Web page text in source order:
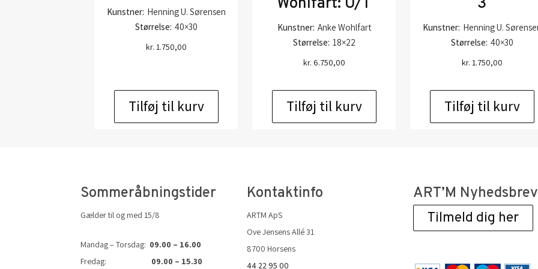
Kunstner: Henning U. Sørensen
Størrelse: 40×30
kr. 1.750,00
Tilføj til kurv
Kunstner: Anke Wohlfart
Størrelse: 18×22
kr. 6.750,00
Tilføj til kurv
Kunstner: Henning U.
Størrelse: 40×30
kr. 1.750,00
Tilføj til kurv
Sommeråbningstider
Gælder til og med 15/8
Mandag – Torsdag: 09.00 – 16.00
Fredag: 09.00 – 15.30
Kontaktinfo
ARTM ApS
Ove Jensens Allé 31
8700 Horsens
44 22 95 00
ART’M Nyhedsbrev
Tilmeld dig her